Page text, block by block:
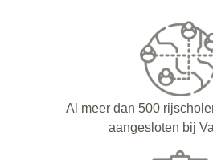
Al meer dan 500
aangesloten bij